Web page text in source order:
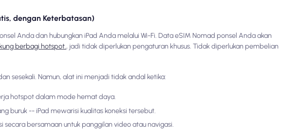
dengan Keterbatasan)
Anda dan hubungkan iPad Anda melalui Wi-Fi. Data eSIM Nomad ponsel Anda akan
berbagi hotspot., jadi tidak diperlukan pengaturan khusus. Tidak diperlukan pembelian
sesekali. Namun, alat ini menjadi tidak andal ketika:
hotspot dalam mode hemat daya.
buruk -- iPad mewarisi kualitas koneksi tersebut.
bersamaan untuk panggilan video atau navigasi.